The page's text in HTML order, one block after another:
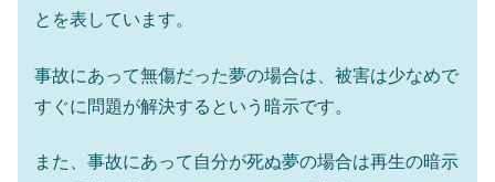
とを表しています。
事故にあって無傷だった夢の場合は、被害は少なめで
すぐに問題が解決するという暗示です。
また、事故にあって自分が死ぬ夢の場合は再生の暗示